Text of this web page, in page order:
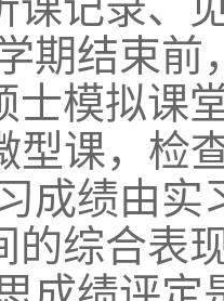
期结束
士模拟课
型课，检
成绩由实
的综合表